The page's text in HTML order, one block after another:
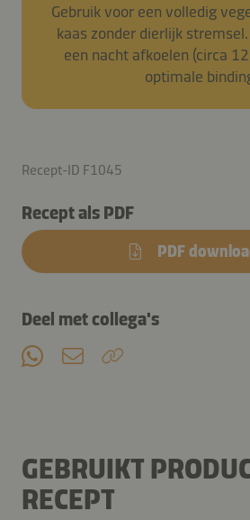
Gebruik voor een volledig
kaas zonder dierlijk
een nacht afkoelen (circa
optimale
Recept-ID F1045
Recept als PDF
PDF
Deel met collega's
GEBRUIKT
RECEPT